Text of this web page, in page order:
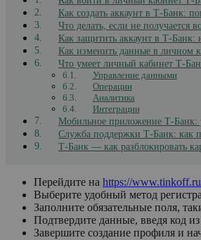
Как создать аккаунт в Т-Банк:
Что делать, если не получается
Как защитить аккаунт в Т-Банк:
Как изменить данные в личном
Что умеет личный кабинет Т-
Управление данными
Операции
Аналитика
Интеграции
Мобильное приложение Т-Банк:
Служба поддержки Т-Банк: как
Т-Банк — как разблокировать
Перейдите на https://
Выберите удобный метод
Заполните обязательные поля,
Подтвердите данные, введя код
Завершите создание профиля и